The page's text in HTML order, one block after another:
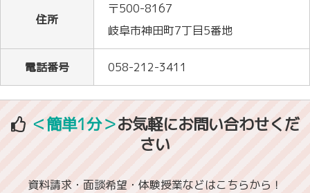
住所
〒500-8167
岐阜市神田町7丁目5番地
電話番号 058-212-3411
＜簡単1分＞お気軽にお問い合わせくだ
さい
資料請求・面談希望・体験授業などはこちらから！